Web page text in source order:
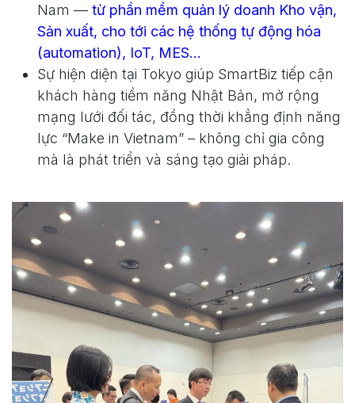
Nam — từ phần mềm quản lý doanh Kho vận,
Sản xuất, cho tới các hệ thống tự động hóa
(automation), IoT, MES…
Sự hiện diện tại Tokyo giúp SmartBiz tiếp cận
khách hàng tiềm năng Nhật Bản, mở rộng
mạng lưới đối tác, đồng thời khẳng định năng
lực “Make in Vietnam” – không chỉ gia công
mà là phát triển và sáng tạo giải pháp.